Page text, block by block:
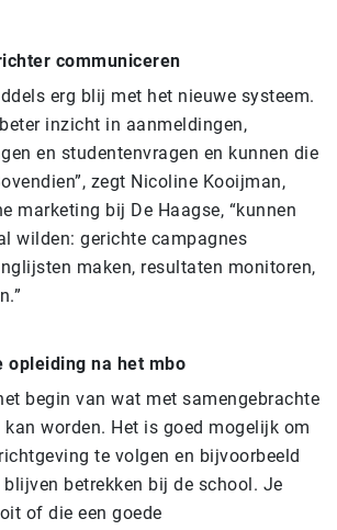
communiceren
erg blij met het nieuwe systeem.
inzicht in aanmeldingen,
en studentenvragen en kunnen die
zegt Nicoline Kooijman,
marketing bij De Haagse, “kunnen
wilden: gerichte campagnes
maken, resultaten monitoren,
opleiding na het mbo
begin van wat met samengebrachte
worden. Het is goed mogelijk om
te volgen en bijvoorbeeld
betrekken bij de school. Je
of die een goede